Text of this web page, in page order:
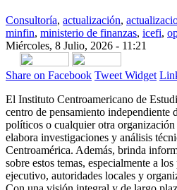
Consultoría, actualización,
minfin, ministerio de finanzas, icefi,
Miércoles, 8 Julio, 2026 - 11:21
Share on Facebook Tweet Widget
El Instituto Centroamericano de
centro de pensamiento independiente
políticos o cualquier otra
elabora investigaciones y análisis
Centroamérica. Además, brinda
sobre estos temas, especialmente a
ejecutivo, autoridades locales y